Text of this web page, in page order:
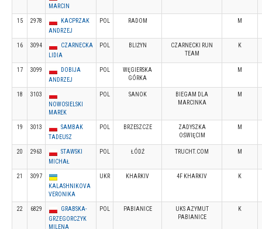
MARCIN
15 2978
KACPRZAK
ANDRZEJ
POL RADOM M
16 3094
CZARNECKA
LIDIA
POL BLIŻYN
CZARNECKI RUN
TEAM
K
17 3099
DOBIJA
ANDRZEJ
POL
WĘGIERSKA
GÓRKA
M
18
3103
NOWOSIELSKI
MAREK
POL SANOK
BIEGAM DLA
MARCINKA
M
19 3013
SAMBAK
TADEUSZ
POL BRZESZCZE
ZADYSZKA
OŚWIĘCIM
M
20 2963
STAWSKI
MICHAŁ
POL ŁÓDŹ TRUCHT.COM M
21
3097
KALASHNIKOVA
VERONIKA
UKR KHARKIV 4F KHARKIV K
22 6829
GRABSKA-
GRZEGORCZYK
MILENA
POL PABIANICE
UKS AZYMUT
PABIANICE
K